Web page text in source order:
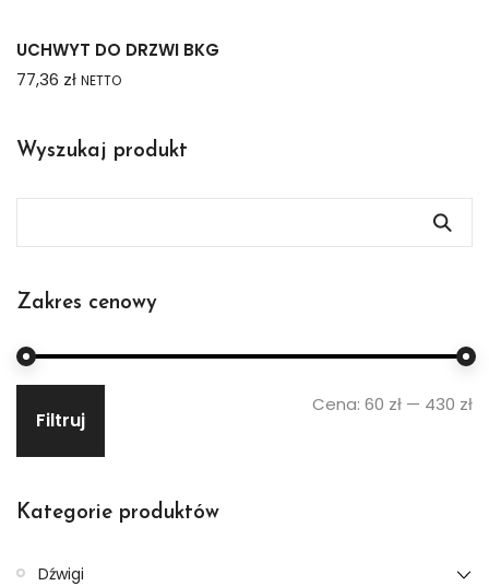
UCHWYT DO DRZWI BKG
77,36 zł NETTO
Wyszukaj produkt
Zakres cenowy
Filtruj
Cena: 60 zł — 430 zł
Kategorie produktów
Dźwigi